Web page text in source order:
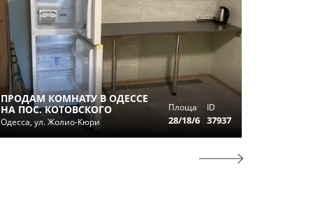
ПРОДАМ КОМНАТУ В ОДЕССЕ
НА ПОС. КОТОВСКОГО
Одесса, ул. Жолио-Кюри
Площа
28/18/6
ID
37937